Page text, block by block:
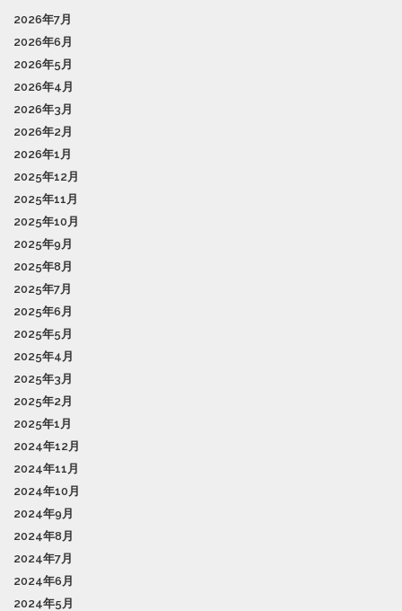
2026年7月
2026年6月
2026年5月
2026年4月
2026年3月
2026年2月
2026年1月
2025年12月
2025年11月
2025年10月
2025年9月
2025年8月
2025年7月
2025年6月
2025年5月
2025年4月
2025年3月
2025年2月
2025年1月
2024年12月
2024年11月
2024年10月
2024年9月
2024年8月
2024年7月
2024年6月
2024年5月